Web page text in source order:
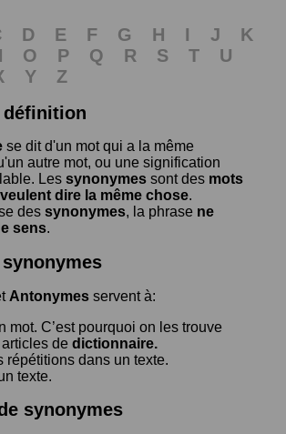
D E F G H I J
K
O P Q R S T
U
Y
Z
définition
se dit d'un mot qui a la même
autre mot, ou une signification
Les synonymes sont des mots
veulent dire la même chose.
des synonymes, la phrase ne
sens.
Antonymes servent à:
mot. C’est pourquoi on les trouve
de dictionnaire.
répétitions dans un texte.
texte.
synonymes